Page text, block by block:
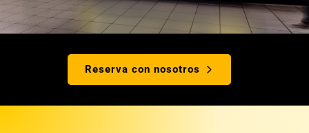
Reserva con nosotros